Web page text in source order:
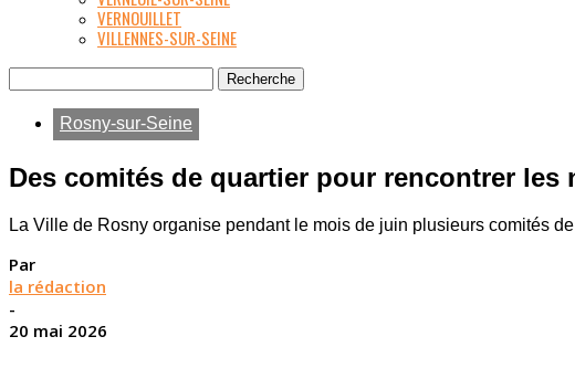
VERNOUILLET
VILLENNES-SUR-SEINE
Rosny-sur-Seine
Des comités de quartier pour rencontrer les
La Ville de Rosny organise pendant le mois de juin plusieurs comités
Par
la rédaction
-
20 mai 2026